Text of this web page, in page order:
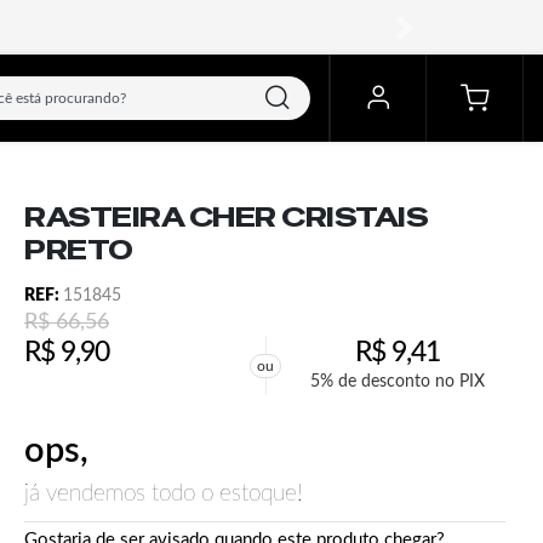
RASTEIRA CHER CRISTAIS
PRETO
REF: 151845
R$66,56
R$9,90 ou R$9,41
5% de desconto no PIX
ops,
já vendemos todo o estoque!